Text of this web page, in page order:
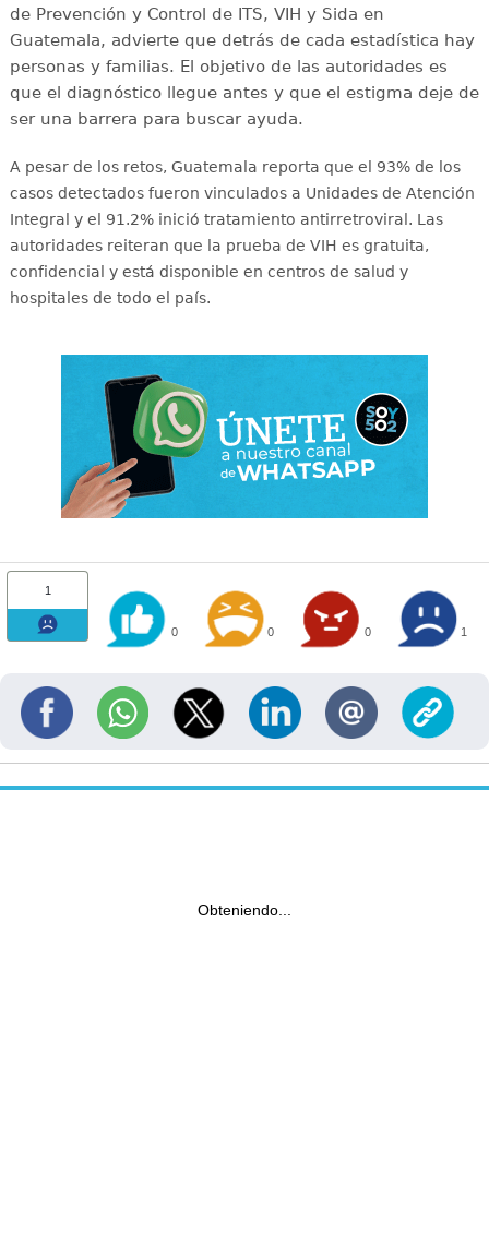
de Prevención y Control de ITS, VIH y Sida en
Guatemala, advierte que detrás de cada estadística hay
personas y familias. El objetivo de las autoridades es
que el diagnóstico llegue antes y que el estigma deje de
ser una barrera para buscar ayuda.
A pesar de los retos, Guatemala reporta que el 93% de los
casos detectados fueron vinculados a Unidades de Atención
Integral y el 91.2% inició tratamiento antirretroviral . Las
autoridades reiteran que la prueba de VIH es gratuita,
confidencial y está disponible en centros de salud y
hospitales de todo el país.
1
0 0 0 1
Obteniendo...